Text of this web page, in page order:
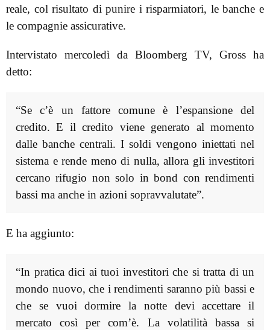
reale, col risultato di punire i risparmiatori, le banche e
le compagnie assicurative.
Intervistato mercoledì da Bloomberg TV, Gross ha
detto:
“Se c’è un fattore comune è l’espansione del
credito. E il credito viene generato al momento
dalle banche centrali. I soldi vengono iniettati nel
sistema e rende meno di nulla, allora gli investitori
cercano rifugio non solo in bond con rendimenti
bassi ma anche in azioni sopravvalutate”.
E ha aggiunto:
“In pratica dici ai tuoi investitori che si tratta di un
mondo nuovo, che i rendimenti saranno più bassi e
che se vuoi dormire la notte devi accettare il
mercato così per com’è. La volatilità bassa si